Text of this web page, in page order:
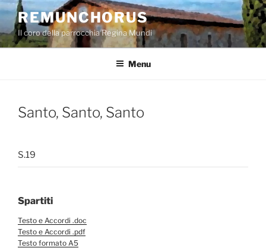
Salta
contenuto
REMUNCHORUS
Il coro della parrocchia Regina Mundi
Menu
Santo, Santo, Santo
S.19
Spartiti
Testo e Accordi .doc
Testo e Accordi .pdf
Testo formato A5